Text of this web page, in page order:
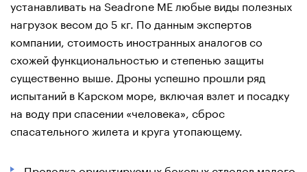
устанавливать на Seadrone ME любые виды полезных
нагрузок весом до 5 кг. По данным экспертов
компании, стоимость иностранных аналогов со
схожей функциональностью и степенью защиты
существенно выше. Дроны успешно прошли ряд
испытаний в Карском море, включая взлет и посадку
на воду при спасении «человека», сброс
спасательного жилета и круга утопающему.